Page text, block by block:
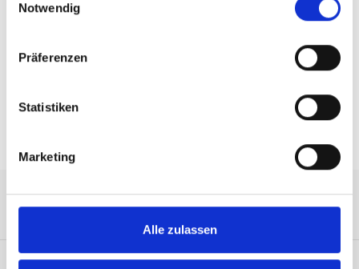
Notwendig
Präferenzen
Statistiken
Marketing
Alle zulassen
Beschreibung